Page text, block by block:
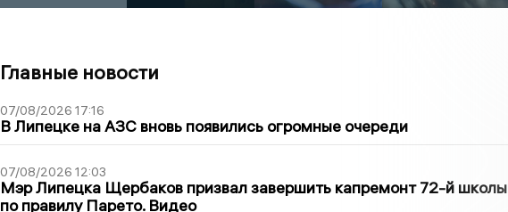
Главные новости
07/08/2026 17:16
В Липецке на АЗС вновь появились огромные очереди
07/08/2026 12:03
Мэр Липецка Щербаков призвал завершить капремонт 72-й школы
по правилу Парето. Видео